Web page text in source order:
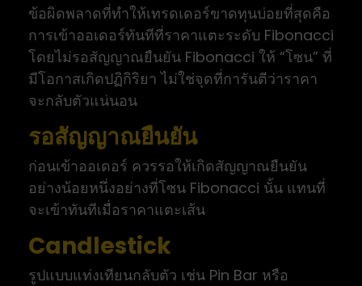
ข้อผิดพลาดที่ทำให้เทรดเดอร์ขาดทุนบ่อยที่สุดคือ
การเข้าออเดอร์ทันทีที่ราคาแตะระดับ Fibonacci
โดยไม่รอสัญญาณยืนยัน Fibonacci ให้ “โซน” ที่
มีโอกาสเกิดปฏิกิริยา ไม่ใช่จุดที่การันตีว่าราคา
จะกลับตัวแน่นอน
รอสัญญาณยืนยัน
ก่อนเข้าออเดอร์ ควรรอให้เกิดสัญญาณยืนยัน
อย่างน้อยหนึ่งอย่างที่โซน Fibonacci นั้น แทนที่
จะเข้าทันทีเมื่อราคาแตะเส้น
Candlestick
รูปแบบแท่งเทียนกลับตัว เช่น Pin Bar หรือ